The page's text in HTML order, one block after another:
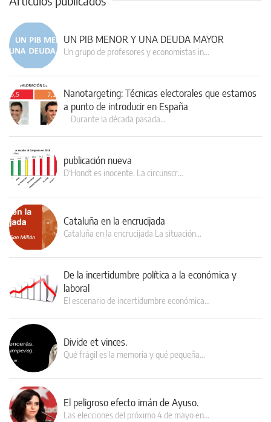
UN PIB MENOR Y UNA DEUDA MAYOR
Un grupo de profesores y economistas in…
Nanotargeting: Técnicas electorales que estamos
a punto de introducir en España
Durante la década pasada…
publicación nueva
D‘Hondt es inocente. La circunscr…
Cataluña en la encrucijada
Cataluña en la encrucijada La situación…
De la incertidumbre política a la económica y
laboral
El escenario de incertidumbre económica…
Divide et vinces.
Qué frágil es la memoria y qué pequeña…
El peligroso efecto imán de Ayuso.
Las elecciones del próximo 4 de mayo en…